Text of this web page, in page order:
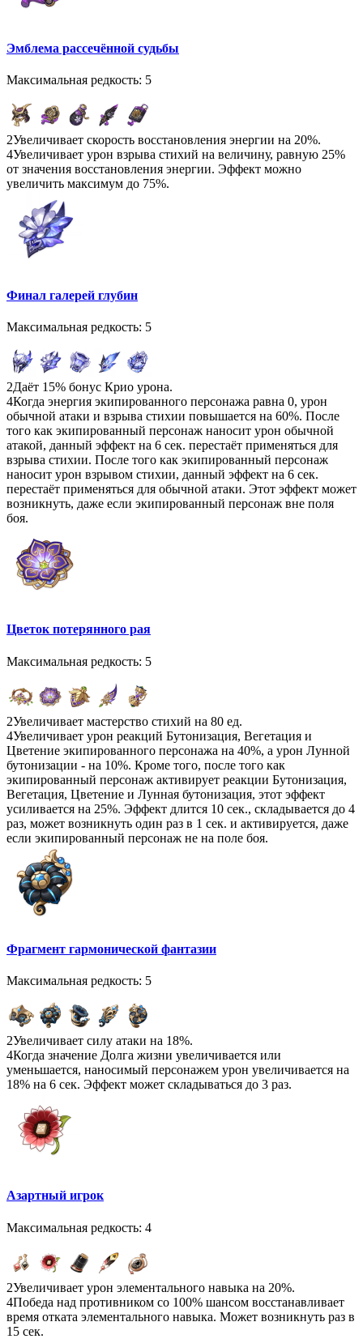
Эмблема рассечённой судьбы
Максимальная редкость: 5
2Увеличивает скорость восстановления энергии на 20%.
4Увеличивает урон взрыва стихий на величину, равную 25%
от значения восстановления энергии. Эффект можно
увеличить максимум до 75%.
Финал галерей глубин
Максимальная редкость: 5
2Даёт 15% бонус Крио урона.
4Когда энергия экипированного персонажа равна 0, урон
обычной атаки и взрыва стихии повышается на 60%. После
того как экипированный персонаж наносит урон обычной
атакой, данный эффект на 6 сек. перестаёт применяться для
взрыва стихии. После того как экипированный персонаж
наносит урон взрывом стихии, данный эффект на 6 сек.
перестаёт применяться для обычной атаки. Этот эффект может
возникнуть, даже если экипированный персонаж вне поля
боя.
Цветок потерянного рая
Максимальная редкость: 5
2Увеличивает мастерство стихий на 80 ед.
4Увеличивает урон реакций Бутонизация, Вегетация и
Цветение экипированного персонажа на 40%, а урон Лунной
бутонизации - на 10%. Кроме того, после того как
экипированный персонаж активирует реакции Бутонизация,
Вегетация, Цветение и Лунная бутонизация, этот эффект
усиливается на 25%. Эффект длится 10 сек., складывается до 4
раз, может возникнуть один раз в 1 сек. и активируется, даже
если экипированный персонаж не на поле боя.
Фрагмент гармонической фантазии
Максимальная редкость: 5
2Увеличивает силу атаки на 18%.
4Когда значение Долга жизни увеличивается или
уменьшается, наносимый персонажем урон увеличивается на
18% на 6 сек. Эффект может складываться до 3 раз.
Азартный игрок
Максимальная редкость: 4
2Увеличивает урон элементального навыка на 20%.
4Победа над противником со 100% шансом восстанавливает
время отката элементального навыка. Может возникнуть раз в
15 сек.